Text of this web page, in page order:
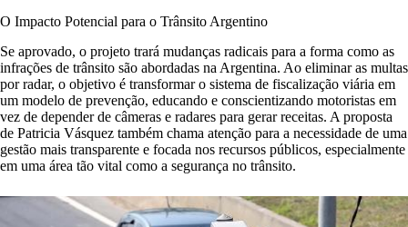
O Impacto Potencial para o Trânsito Argentino
Se aprovado, o projeto trará mudanças radicais para a forma como as
infrações de trânsito são abordadas na Argentina. Ao eliminar as multas
por radar, o objetivo é transformar o sistema de fiscalização viária em
um modelo de prevenção, educando e conscientizando motoristas em
vez de depender de câmeras e radares para gerar receitas. A proposta
de Patricia Vásquez também chama atenção para a necessidade de uma
gestão mais transparente e focada nos recursos públicos, especialmente
em uma área tão vital como a segurança no trânsito.